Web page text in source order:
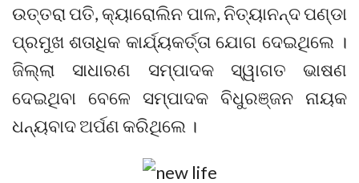
ଉତ୍ତରା ପତି, କ୍ୟାରୋଲିନ ପାଳ, ନିତ୍ୟାନନ୍ଦ ପଣ୍ଡା
ପ୍ରମୁଖ ଶତାଧିକ କାର୍ଯ୍ୟକର୍ତ୍ତା ଯୋଗ ଦେଇଥିଲେ ।
ଜିଲ୍ଲା ସାଧାରଣ ସମ୍ପାଦକ ସ୍ୱାଗତ ଭାଷଣ
ଦେଇଥିବା ବେଳେ ସମ୍ପାଦକ ବିଧୁରଞ୍ଜନ ନାୟକ
ଧନ୍ୟବାଦ ଅର୍ପଣ କରିଥିଲେ ।